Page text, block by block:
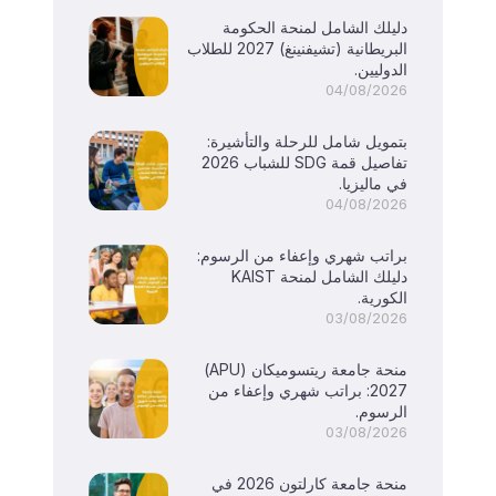
دليلك الشامل لمنحة الحكومة
البريطانية (تشيفنينغ) 2027 للطلاب
الدوليين.
04/08/2026
بتمويل شامل للرحلة والتأشيرة:
تفاصيل قمة SDG للشباب 2026
في ماليزيا.
04/08/2026
براتب شهري وإعفاء من الرسوم:
دليلك الشامل لمنحة KAIST
الكورية.
03/08/2026
منحة جامعة ريتسوميكان (APU)
2027: براتب شهري وإعفاء من
الرسوم.
03/08/2026
منحة جامعة كارلتون 2026 في